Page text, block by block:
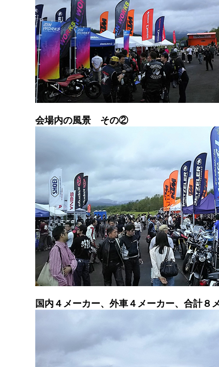
会場内の風景 その②
国内４メーカー、外車４メーカー、合計８